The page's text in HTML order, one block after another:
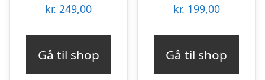
kr. 249,00
Gå til shop
kr. 199,00
Gå til shop